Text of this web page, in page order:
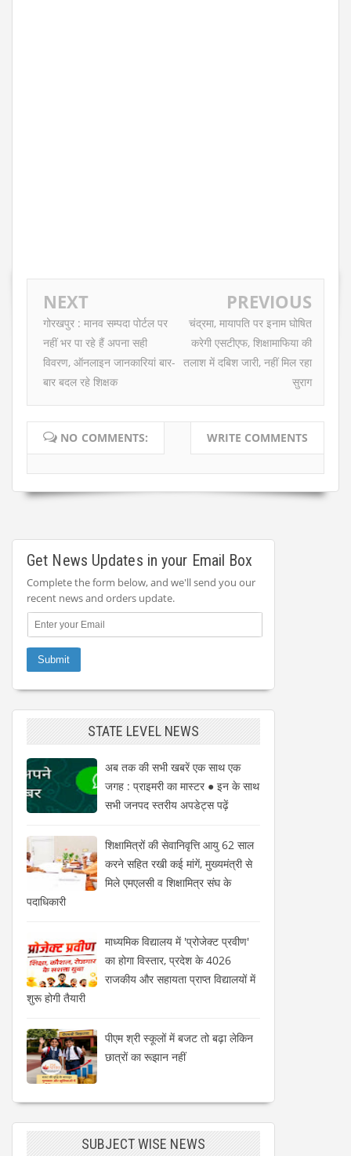
NEXT
गोरखपुर : मानव सम्पदा पोर्टल पर
नहीं भर पा रहे हैं अपना सही
विवरण, ऑनलाइन जानकारियां बार-
बार बदल रहे शिक्षक
PREVIOUS
चंद्रमा, मायापति पर इनाम घोषित
करेगी एसटीएफ, शिक्षामाफिया की
तलाश में दबिश जारी, नहीं मिल रहा
सुराग
NO COMMENTS: WRITE COMMENTS
Get News Updates in your Email Box
Complete the form below, and we'll send you our
recent news and orders update.
STATE LEVEL NEWS
अब तक की सभी खबरें एक साथ एक
जगह : प्राइमरी का मास्टर ● इन के साथ
सभी जनपद स्तरीय अपडेट्स पढ़ें
शिक्षामित्रों की सेवानिवृत्ति आयु 62 साल
करने सहित रखी कई मांगें, मुख्यमंत्री से
मिले एमएलसी व शिक्षामित्र संघ के
पदाधिकारी
माध्यमिक विद्यालय में 'प्रोजेक्ट प्रवीण'
का होगा विस्तार, प्रदेश के 4026
राजकीय और सहायता प्राप्त विद्यालयों में
शुरू होगी तैयारी
पीएम श्री स्कूलों में बजट तो बढ़ा लेकिन
छात्रों का रूझान नहीं
SUBJECT WISE NEWS